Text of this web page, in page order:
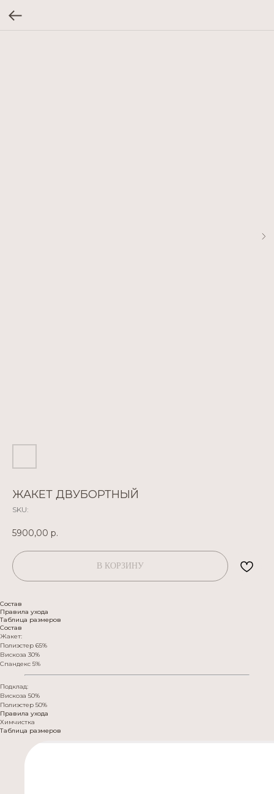
ЖАКЕТ ДВУБОРТНЫЙ
SKU:
5900,00 р.
В КОРЗИНУ
Состав
Правила ухода
Таблица размеров
Состав
Жакет:
Полиэстер 65%
Вискоза 30%
Спандекс 5%
Подклад:
Вискоза 50%
Полиэстер 50%
Правила ухода
Химчистка
Таблица размеров